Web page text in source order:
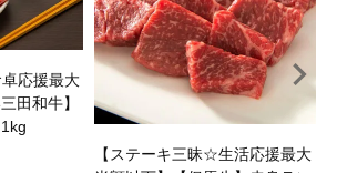
応援最大
田和牛】
【ステーキ三昧☆生活応援最大